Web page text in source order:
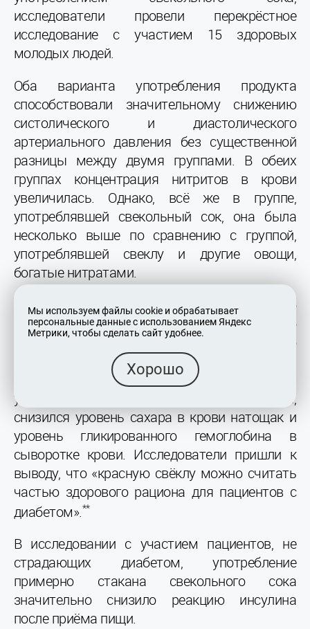
исследователи провели перекрёстное
исследование с участием 15 здоровых
молодых людей.
Оба варианта употребления продукта
способствовали значительному снижению
систолического и диастолического
артериального давления без существенной
разницы между двумя группами. В обеих
группах концентрация нитритов в крови
увеличилась. Однако, всё же в группе,
употреблявшей свекольный сок, она была
несколько выше по сравнению с группой,
употреблявшей свеклу и другие овощи,
богатые нитратами.
Исследования также показывают, что
употребление свеклы может быть полезно
для метаболизма глюкозы. Было
установлено, что у диабетиков II типа,
которые ежедневно в течение восьми недель
употребляли 100 граммов сырой свёклы,
снизился уровень сахара в крови натощак и
уровень гликированного гемоглобина в
сыворотке крови. Исследователи пришли к
выводу, что «красную свёклу можно считать
частью здорового рациона для пациентов с
диабетом». **
В исследовании с участием пациентов, не
страдающих диабетом, употребление
примерно стакана свекольного сока
значительно снизило реакцию инсулина
после приёма пищи.
Мы используем файлы cookie и обрабатывает
персональные данные с использованием Яндекс
Метрики, чтобы сделать сайт удобнее.
Хорошо